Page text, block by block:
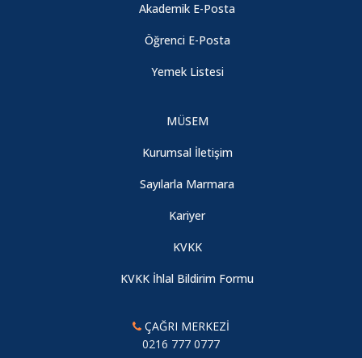
Akademik E-Posta
Öğrenci E-Posta
Yemek Listesi
MÜSEM
Kurumsal İletişim
Sayılarla Marmara
Kariyer
KVKK
KVKK İhlal Bildirim Formu
ÇAĞRI MERKEZİ
0216 777 0777